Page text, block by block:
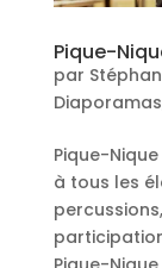
Pique-
par
Diaporamas
Pique-
à tous les